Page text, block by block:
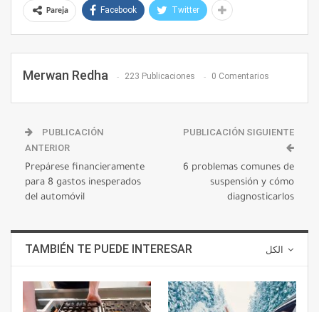
Pareja Facebook Twitter
Merwan Redha 223 Publicaciones 0 Comentarios
PUBLICACIÓN
ANTERIOR
Prepárese financieramente
para 8 gastos inesperados
del automóvil
PUBLICACIÓN SIGUIENTE
6 problemas comunes de
suspensión y cómo
diagnosticarlos
TAMBIÉN TE PUEDE INTERESAR